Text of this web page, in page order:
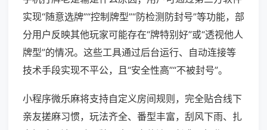
实现“随意选牌”“控制牌型”“防检测防封号”等功能，部
分用户反映其他玩家可能存在“牌特别好”或“透视他人
牌型”的情况。这些工具通过后台运行、自动连接等
技术手段实现不平公，且“安全性高”“不被封号”。
小程序微乐麻将支持自定义房间规则，完全贴合线下
亲友搓麻习惯，玩法齐全、番型丰富，刮风下雨、扎